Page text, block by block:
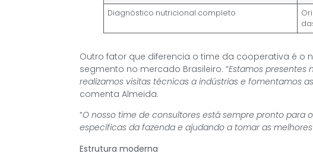
Diagnóstico nutricional completo
Outro fator que diferencia o time da cooperativa é o
segmento no mercado Brasileiro. “Estamos presentes
realizamos visitas técnicas a indústrias e fomentamos
comenta Almeida.
“O nosso time de consultores está sempre pronto para
específicas da fazenda e ajudando a tomar as
Estrutura moderna